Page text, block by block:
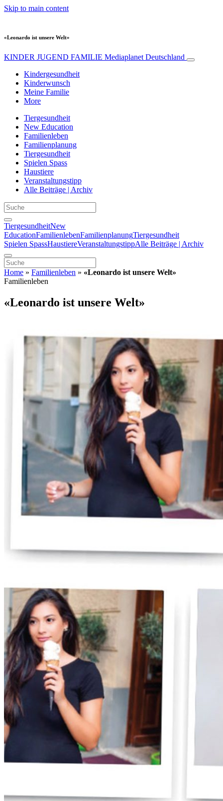
Skip to main content
«Leonardo ist unsere Welt»
KINDER JUGEND FAMILIE Mediaplanet Deutschland
Kindergesundheit
Kinderwunsch
Meine Familie
More
Tiergesundheit
New Education
Familienleben
Familienplanung
Tiergesundheit
Spielen Spass
Haustiere
Veranstaltungstipp
Alle Beiträge | Archiv
TiergesundheitNew
EducationFamilienlebenFamilienplanungTiergesundheit
Spielen SpassHaustiereVeranstaltungstippAlle Beiträge | Archiv
Home » Familienleben » «Leonardo ist unsere Welt»
Familienleben
«Leonardo ist unsere Welt»